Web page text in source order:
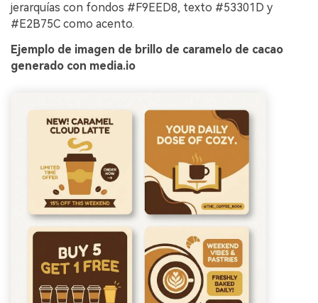
jerarquías con fondos #F9EED8, texto #53301D y
#E2B75C como acento.
Ejemplo de imagen de brillo de caramelo de cacao
generado con media.io